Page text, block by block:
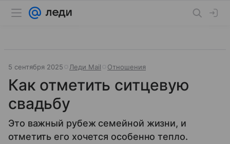
5 сентября 2025 Леди Mail Отношения
Как отметить ситцевую
свадьбу
Это важный рубеж семейной жизни, и
отметить его хочется особенно тепло.